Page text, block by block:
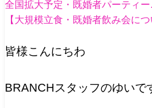
全国拡大予定・既婚者パーティ
【大規模立食・既婚者飲み会につ
皆様こんにちわ
BRANCHスタッフのゆいで